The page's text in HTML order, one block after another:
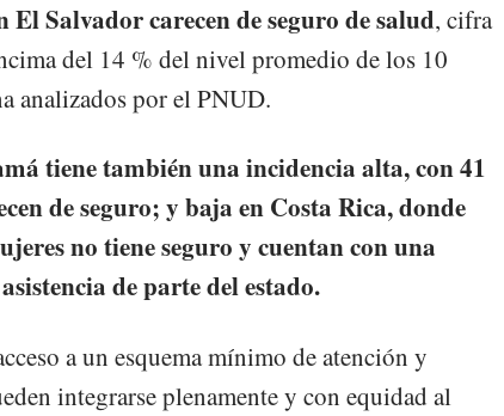
El Salvador carecen de seguro de salud, cifra
del 14 % del nivel promedio de los 10
analizados por el PNUD.
tiene también una incidencia alta, con 41
de seguro; y baja en Costa Rica, donde
no tiene seguro y cuentan con una
de parte del estado.
a un esquema mínimo de atención y
integrarse plenamente y con equidad al